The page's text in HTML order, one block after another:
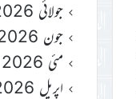
جولائی 2026
جون 2026
مئی 2026
اپریل 2026